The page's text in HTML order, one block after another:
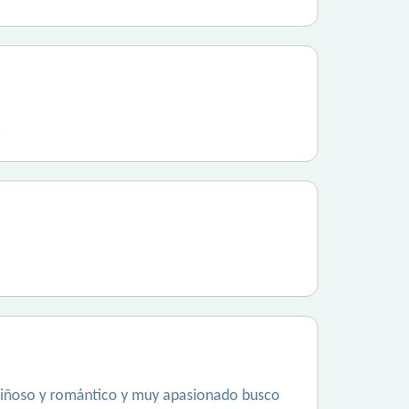
y romántico y muy apasionado busco